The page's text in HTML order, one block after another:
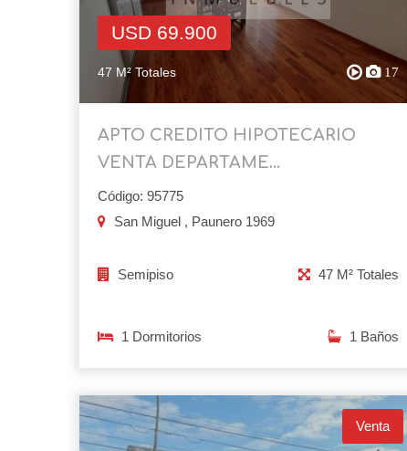
USD 69.900
47 M² Totales 17
APTO CREDITO HIPOTECARIO
VENTA DEPARTAME...
Código: 95775
San Miguel , Paunero 1969
Semipiso 47 M² Totales
1 Dormitorios 1 Baños
Venta